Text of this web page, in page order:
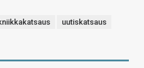
uutiskatsaus